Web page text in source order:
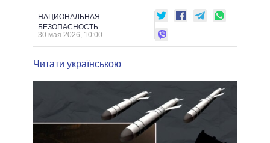
ГЛАВЫ ОБЛАДМИНИСТРАЦИЙ
МЭРЫ
ВСЕ ПЕРСОНЫ
СРАВНЕНИЕ ПОЛИТИКОВ
НАЦИОНАЛЬНАЯ
БЕЗОПАСНОСТЬ
30 мая 2026, 10:00
Читати українською